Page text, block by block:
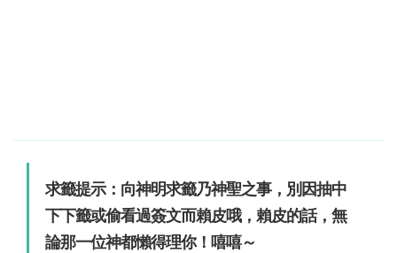
求籤提示：向神明求籤乃神聖之事，別因抽中
下下籤或偷看過簽文而賴皮哦，賴皮的話，無
論那一位神都懶得理你！嘻嘻～